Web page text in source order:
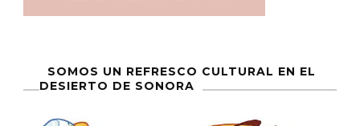
SOMOS UN REFRESCO CULTURAL EN EL
DESIERTO DE SONORA